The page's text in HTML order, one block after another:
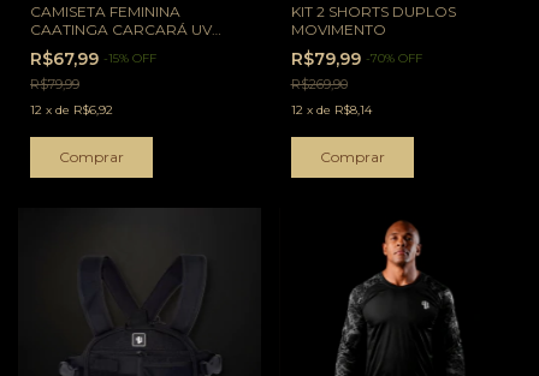
CAMISETA FEMININA
CAATINGA CARCARÁ UV
FPS50+
R$67,99 -15% OFF
R$79,99
12 x de R$6,92
Comprar
KIT 2 SHORTS DUPLOS
MOVIMENTO
R$79,99 -70% OFF
R$269,90
12 x de R$8,14
Comprar